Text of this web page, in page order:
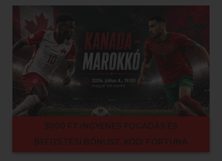
3000 FT INGYENES FOGADÁS ÉS
BEFIZETÉSI BÓNUSZ, KÓD: FORTUNA